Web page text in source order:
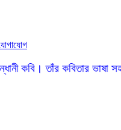
কবিতার